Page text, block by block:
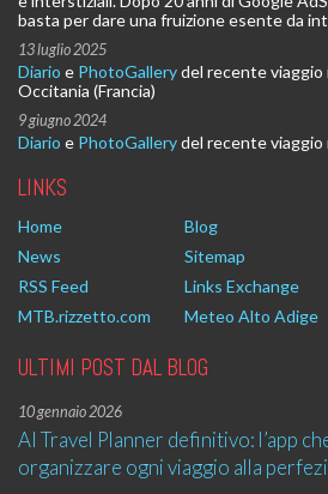
basta per dare una fruizione esente da
13 luglio 2025
Diario e PhotoGallerydel recente viaggio
Occitania (Francia)
9 giugno 2024
Diario e PhotoGallerydel recente viaggio
LINKS
Home Blog
News
Sitemap
RSS Feed
Links Exchange
MTB.rizzetto.com
Meteo Alto Adige
ULTIMI POST DAL BLOG
10 gennaio 2026
AI Travel Planner definitivo: l’app
organizzare ogni viaggio alla